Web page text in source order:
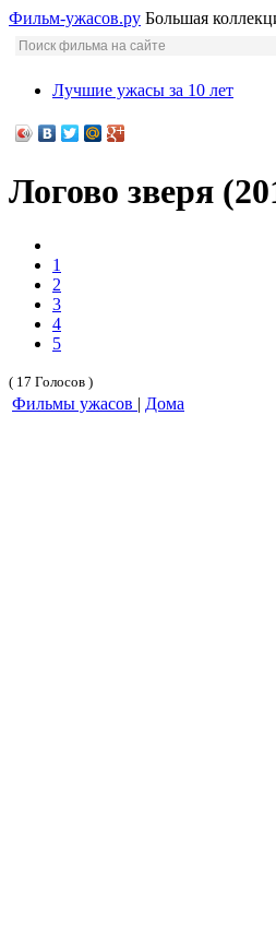
Фильм-ужасов.ру Большая
Лучшие ужасы за 10 лет
Логово зверя
1
2
3
4
5
( 17 Голосов )
Фильмы ужасов | Дома